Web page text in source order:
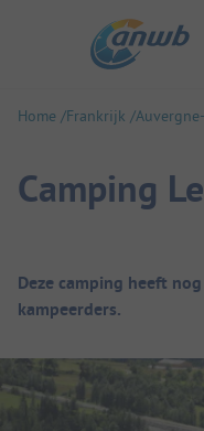
Home Frankrijk
Camping
Camping
Deze camping heeft
kampeerders.